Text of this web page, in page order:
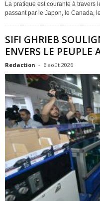
La pratique est courante à travers
passant par le Japon, le Canada,
SIFI GHRIEB
ENVERS LE PEUPLE
Redaction - 6 août 2026